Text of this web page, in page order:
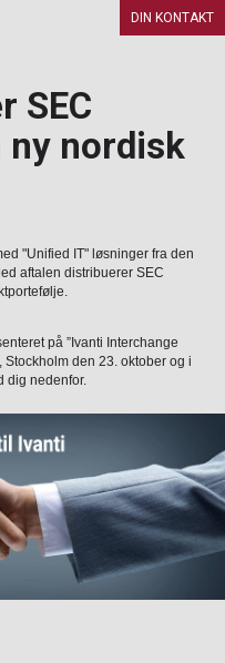
SEC
ny nordisk
"Unified IT" løsninger fra den
aftalen distribuerer SEC
på ”Ivanti Interchange
den 23. oktober og i
dig nedenfor.
DIN KONTAKT